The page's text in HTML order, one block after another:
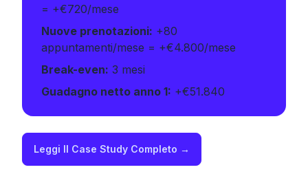
= +€720/mese
Nuove prenotazioni: +80
appuntamenti/mese = +€4.800/mese
Break-even: 3 mesi
Guadagno netto anno 1: +€51.840
Leggi Il Case Study Completo →